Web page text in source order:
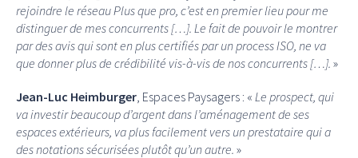
rejoindre le réseau Plus que pro, c’est en premier lieu pour me
distinguer de mes concurrents […]. Le fait de pouvoir le montrer
par des avis qui sont en plus certifiés par un process ISO, ne va
que donner plus de crédibilité vis-à-vis de nos concurrents […]. »
Jean-Luc Heimburger , Espaces Paysagers : « Le prospect, qui
va investir beaucoup d’argent dans l’aménagement de ses
espaces extérieurs, va plus facilement vers un prestataire qui a
des notations sécurisées plutôt qu’un autre. »